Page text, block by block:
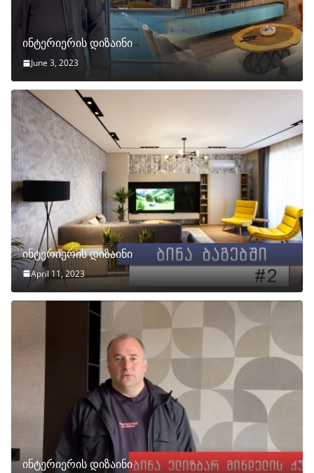
ინტერიერის დიზაინი
June 3, 2023
ინტერიერის დიზაინი
April 11, 2023
ინტერიერის დიზაინი